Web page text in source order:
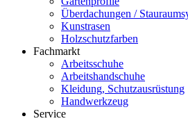
Überdachungen /
Kunstrasen
Holzschutzfarben
Fachmarkt
Arbeitsschuhe
Arbeitshandschuhe
Kleidung, Schutzausrüstung
Handwerkzeug
Service